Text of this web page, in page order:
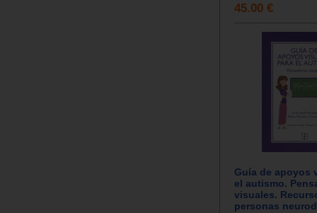
45.00 €
Guía de apoyos
el autismo.
visuales.
personas